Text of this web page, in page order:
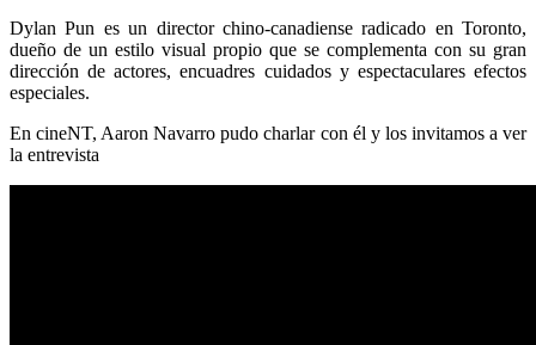
Dylan Pun es un director chino-canadiense radicado en Toronto,
dueño de un estilo visual propio que se complementa con su gran
dirección de actores, encuadres cuidados y espectaculares efectos
especiales.
En cineNT, Aaron Navarro pudo charlar con él y los invitamos a ver
la entrevista